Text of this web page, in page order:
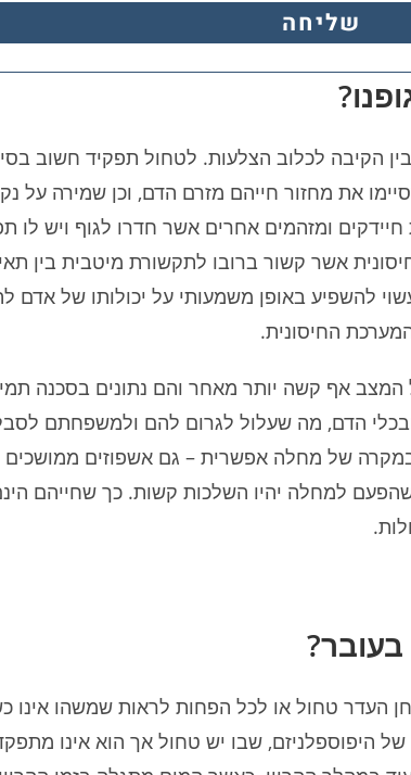
שליחה
הקיבה לכלוב הצלעות. לטחול תפקיד חשוב
את מחזור חייהם מזרם הדם, וכן שמירה על
ומזהמים אחרים אשר חדרו לגוף ויש לו
אשר קשור ברובו לתקשורת מיטבית בין
להשפיע באופן משמעותי על יכולותו של אדם
החיסונית.
המצב אף קשה יותר מאחר והם נתונים בסכנה
הדם, מה שעלול לגרום להם ולמשפחתם
של מחלה אפשרית – גם אשפוזים ממושכים
למחלה יהיו השלכות קשות. כך שחייהם
העדר טחול או לכל הפחות לראות שמשהו אינו
היפוספלניזם, שבו יש טחול אך הוא אינו
שנה ותשעה חודשים עלה על מגלשה
סבל מפרכוס. מאז יש לו אפילפסיה.
התביעה טען כי האפילפסיה נגרמה
ומיד סבל מפרכוס.
מומחה התביעה